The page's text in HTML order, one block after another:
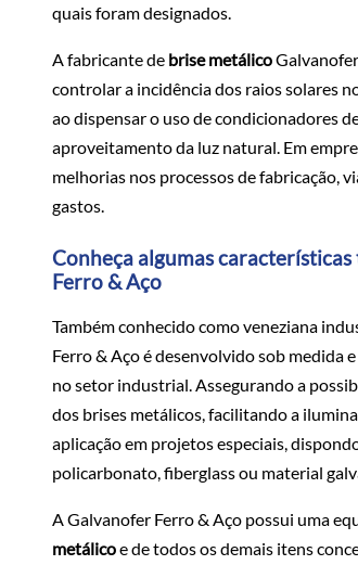
quais foram designados.
A fabricante de brise metálico
controlar a incidência dos raios solares
ao dispensar o uso de condicionadores
aproveitamento da luz natural. Em
melhorias nos processos de fabricação,
gastos.
Conheça algumas
Ferro & Aço
Também conhecido como veneziana
Ferro & Aço é desenvolvido sob medida
no setor industrial. Assegurando a
dos brises metálicos, facilitando a
aplicação em projetos especiais,
policarbonato, fiberglass ou material
A Galvanofer Ferro & Aço possui uma
metálicoe de todos os demais itens